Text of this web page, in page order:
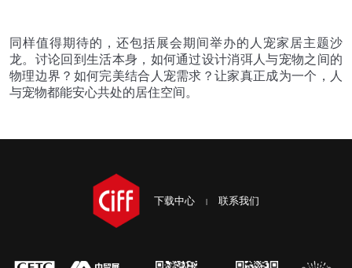
同样值得期待的，还包括展会期间举办的人宠家居主题沙
龙。讨论回到生活本身，如何通过设计消弭人与宠物之间的
物理边界？如何完美结合人宠需求？让家真正成为一个，人
与宠物都能安心共处的居住空间。
下载中心 联系我们